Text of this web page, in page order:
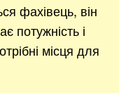
фахівець, він
потужність і
місця для